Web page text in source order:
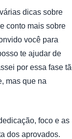
dicas sobre
conto mais sobre
você para
te ajudar de
por essa fase
mas que na
foco e as
dos aprovados.